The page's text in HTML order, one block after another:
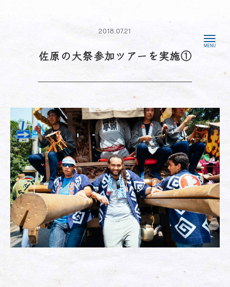
2018.07.21
佐原の大祭参加ツアーを実施①